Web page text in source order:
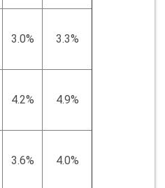
3.0% 3.3%
4.2% 4.9%
3.6% 4.0%